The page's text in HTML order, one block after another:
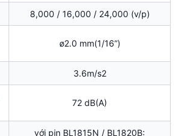
8,000 / 16,000 / 24,000 (v/p)
ø2.0 mm(1/16”)
3.6m/s2
72 dB(A)
với pin BL1815N / BL1820B: